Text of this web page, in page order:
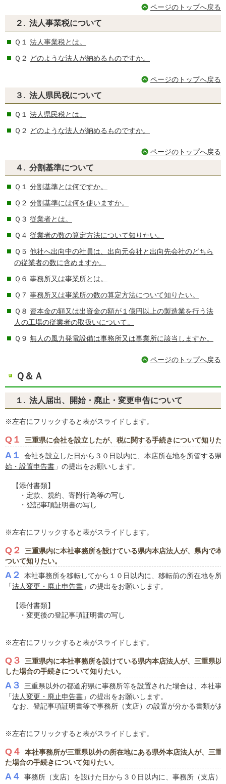
ページのトップへ戻る
２. 法人事業税について
Ｑ１ 法人事業税とは。
Ｑ２ どのような法人が納めるものですか。
ページのトップへ戻る
３. 法人県民税について
Ｑ１ 法人県民税とは。
Ｑ２ どのような法人が納めるものですか。
ページのトップへ戻る
４. 分割基準について
Ｑ１ 分割基準とは何ですか。
Ｑ２ 分割基準には何を使いますか。
Ｑ３ 従業者とは。
Ｑ４ 従業者の数の算定方法について知りたい。
Ｑ５ 他社へ出向中の社員は、出向元会社と出向先会社のどちら
の従業者の数に含めますか。
Ｑ６ 事務所又は事業所とは。
Ｑ７ 事務所又は事業所の数の算定方法について知りたい。
Ｑ８ 資本金の額又は出資金の額が１億円以上の製造業を行う法
人の工場の従業者の取扱いについて。
Ｑ９ 無人の風力発電設備は事務所又は事業所に該当しますか。
ページのトップへ戻る
Ｑ＆Ａ
１. 法人届出、開始・廃止・変更申告について
※左右にフリックすると表がスライドします。
Q１ 三重県に会社を設立したが、税に関する手続きについて知りた
A１
会社を設立した日から３０日以内に、本店所在地を所管する県
始・設置申告書 」の提出をお願いします。
【添付書類】
・定款、規約、寄附行為等の写し
・登記事項証明書の写し
※左右にフリックすると表がスライドします。
Q２
三重県内に本社事務所を設けている県内本店法人が、県内で
ついて知りたい。
A２
本社事務所を移転してから１０日以内に、移転前の所在地を
「法人変更・廃止申告書 」の提出をお願いします。
【添付書類】
・変更後の登記事項証明書の写し
※左右にフリックすると表がスライドします。
Q３
三重県内に本社事務所を設けている県内本店法人が、三重県
した場合の手続きについて知りたい。
A３
三重県以外の都道府県に事務所等を設置された場合は、本社
「法人変更・廃止申告書 」の提出をお願いします。
なお、登記事項証明書等で事務所（支店）の設置が分かる書類が
※左右にフリックすると表がスライドします。
Q４
本社事務所が三重県以外の所在地にある県外本店法人が、三
た場合の手続きについて知りたい。
A４
事務所（支店）を設けた日から３０日以内に、事務所（支店